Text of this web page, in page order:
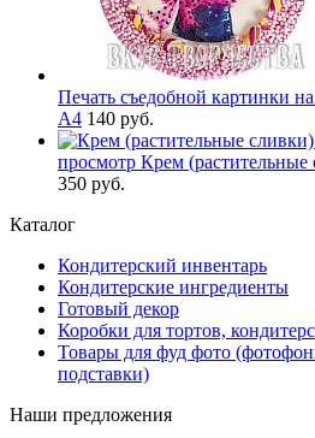
Печать съедобной картинки
А4 140 руб.
просмотр Крем
350 руб.
Каталог
Кондитерский инвентарь
Кондитерские ингредиенты
Готовый декор
Коробки для тортов,
Товары для фуд фото
подставки)
Наши предложения